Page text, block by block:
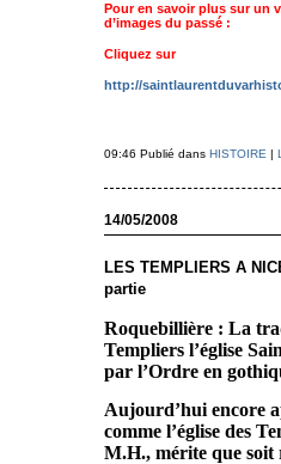
Pour en savoir plus sur un
d’images du passé :
Cliquez sur
http://
09:46 Publié dans HISTOIRE |
14/05/2008
LES TEMPLIERS A
partie
Roquebillière : La
Templiers l’église
par l’Ordre en
Aujourd’hui encore
comme l’église des
M.H., mérite que soit